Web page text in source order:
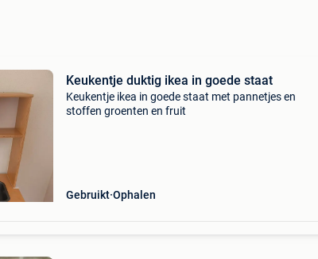
Keukentje duktig ikea in goede staat
Keukentje ikea in goede staat met pannetjes en
stoffen groenten en fruit
Gebruikt Ophalen